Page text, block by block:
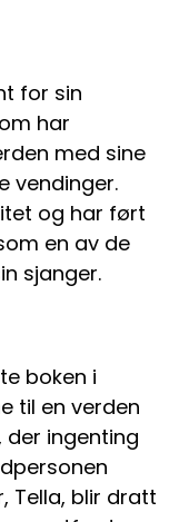
for sin
har
med sine
vendinger.
og har ført
en av de
sjanger.
boken i
til en verden
ingenting
Tella, blir dratt